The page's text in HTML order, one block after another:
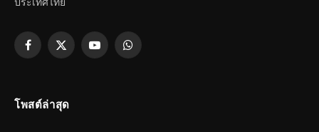
Facebook
X
YouTubeWhatsApp
โพสต์ล่าสุด